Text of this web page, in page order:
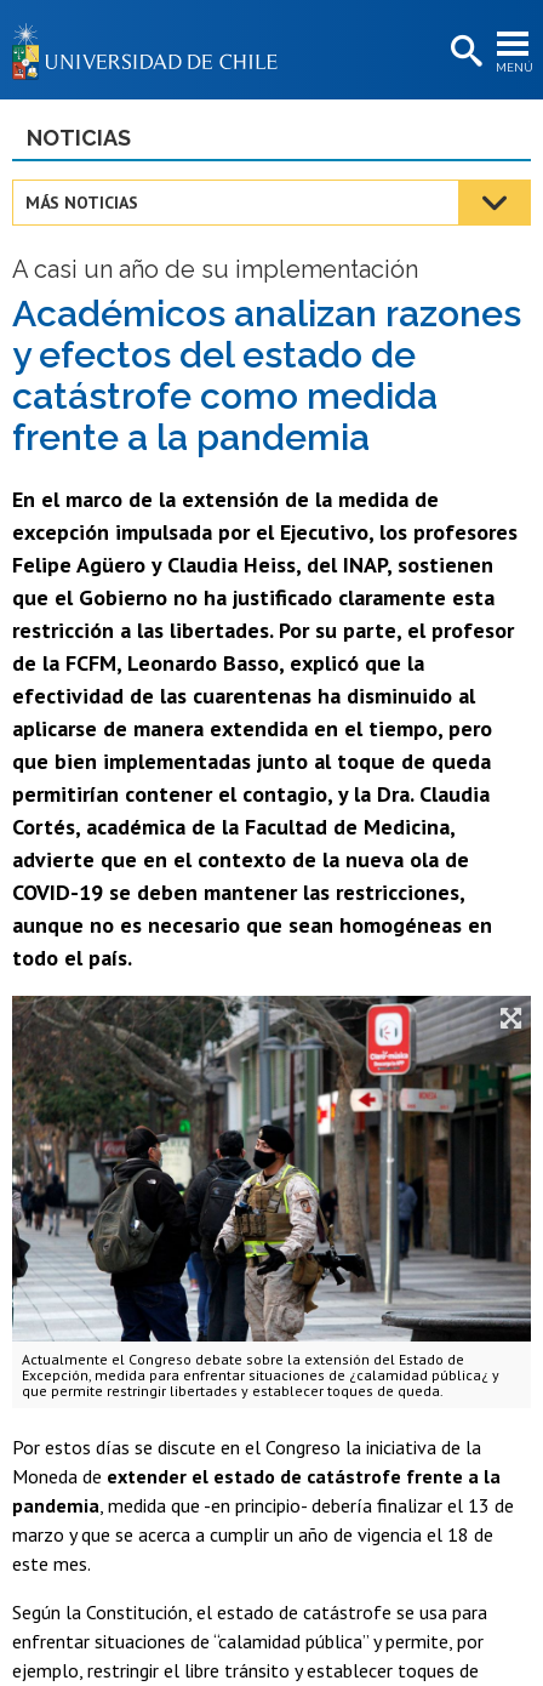
MENÚ
BIBLIOTECAS
Estudiantes
Académicas/os
Funcionarias/os
Egresadas/os
NOTICIAS
MÁS NOTICIAS
A casi un año de su implementación
Académicos analizan razones
y efectos del estado de
catástrofe como medida
frente a la pandemia
En el marco de la extensión de la medida de
excepción impulsada por el Ejecutivo, los profesores
Felipe Agüero y Claudia Heiss, del INAP, sostienen
que el Gobierno no ha justificado claramente esta
restricción a las libertades. Por su parte, el profesor
de la FCFM, Leonardo Basso, explicó que la
efectividad de las cuarentenas ha disminuido al
aplicarse de manera extendida en el tiempo, pero
que bien implementadas junto al toque de queda
permitirían contener el contagio, y la Dra. Claudia
Cortés, académica de la Facultad de Medicina,
advierte que en el contexto de la nueva ola de
COVID-19 se deben mantener las restricciones,
aunque no es necesario que sean homogéneas en
todo el país.
Actualmente el Congreso debate sobre la extensión del Estado de
Excepción, medida para enfrentar situaciones de ¿calamidad pública¿ y
que permite restringir libertades y establecer toques de queda.
Por estos días se discute en el Congreso la iniciativa de la
Moneda de extender el estado de catástrofe frente a la
pandemia, medida que -en principio- debería finalizar el 13 de
marzo y que se acerca a cumplir un año de vigencia el 18 de
este mes.
Según la Constitución, el estado de catástrofe se usa para
enfrentar situaciones de “calamidad pública” y permite, por
ejemplo, restringir el libre tránsito y establecer toques de